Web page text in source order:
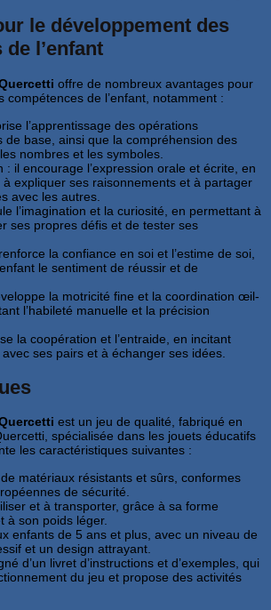
le développement des
l’enfant
offre de nombreux avantages pour
compétences de l’enfant, notamment :
l’apprentissage des opérations
de base, ainsi que la compréhension des
nombres et les symboles.
: il encourage l’expression orale et écrite, en
à expliquer ses raisonnements et à partager
avec les autres.
l’imagination et la curiosité, en permettant à
ses propres défis et de tester ses
la confiance en soi et l’estime de soi,
le sentiment de réussir et de
la motricité fine et la coordination œil-
l’habileté manuelle et la précision
la coopération et l’entraide, en incitant
avec ses pairs et à échanger ses idées.
est un jeu de qualité, fabriqué en
spécialisée dans les jouets éducatifs
les caractéristiques suivantes :
matériaux résistants et sûrs, conformes
de sécurité.
et à transporter, grâce à sa forme
à son poids léger.
enfants de 5 ans et plus, avec un niveau de
et un design attrayant.
d’un livret d’instructions et d’exemples, qui
du jeu et propose des activités